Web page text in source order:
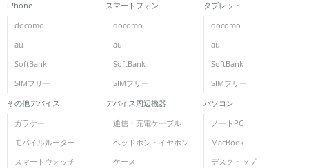
iPhone
docomo
au
SoftBank
SIMフリー
スマートフォン
docomo
au
SoftBank
SIMフリー
タブレット
docomo
au
SoftBank
SIMフリー
その他デバイス
ガラケー
モバイルルーター
スマートウォッチ
デバイス周辺機器
通信・充電ケーブル
ヘッドホン・イヤホン
ケース
パソコン
ノートPC
MacBook
デスクトップ